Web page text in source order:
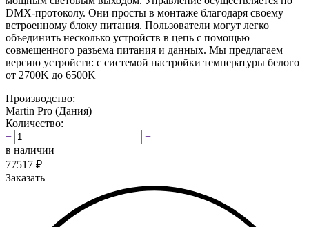
DMX-протоколу. Они просты в монтаже благодаря своему
встроенному блоку питания. Пользователи могут легко
объединить несколько устройств в цепь с помощью
совмещенного разъема питания и данных. Мы предлагаем
версию устройств: с системой настройки температуры белого
от 2700K до 6500K
Производство:
Martin Pro (Дания)
Количество:
−
+
в наличии
77517 ₽
Заказать